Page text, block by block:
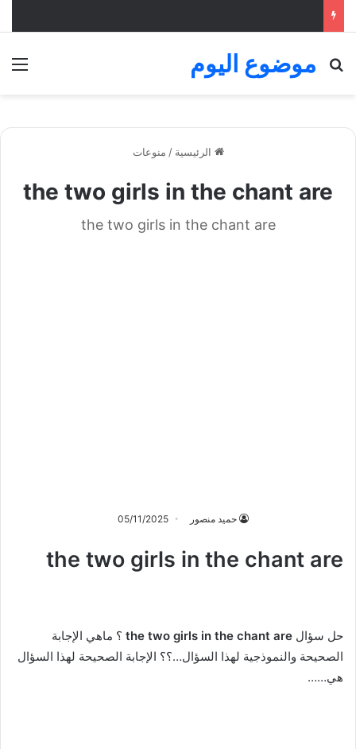
موضوع اليوم
بحث عن
الرئيسية / منوعات
the two girls in the chant are
the two girls in the chant are
حميد منصور 05/11/2025
the two girls in the chant are
حل سؤال the two girls in the chant are ؟ ماهي الإجابة
الصحيحة والنموذجية لهذا السؤال…؟؟ الإجابة الصحيحة لهذا السؤال
هي……